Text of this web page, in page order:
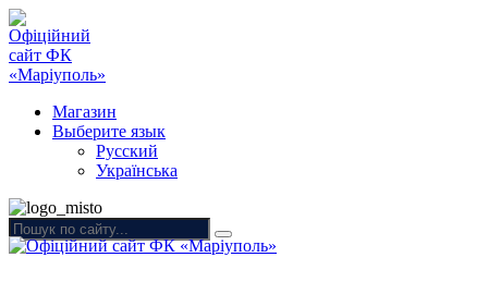
Магазин
Выберите язык
Русский
Українська